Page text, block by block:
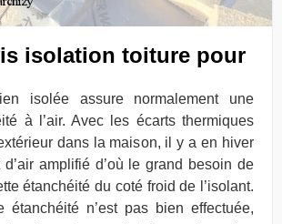
isolation toiture pour
isolée assure normalement une
à l’air. Avec les écarts thermiques
dans la maison, il y a en hiver
d’air amplifié d’où le grand besoin de
étanchéité du coté froid de l’isolant.
étanchéité n’est pas bien effectuée,